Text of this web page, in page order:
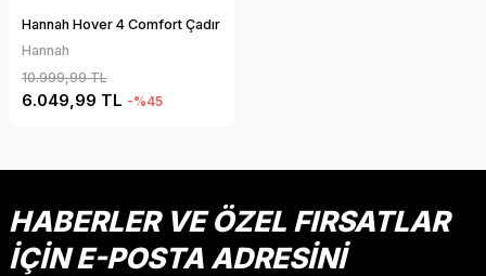
Hannah Hover 4 Comfort Çadır
Hannah
10.999,99 TL
6.049,99 TL -%45
HABERLER VE ÖZEL FIRSATLAR
İÇİN E-POSTA ADRESİNİ